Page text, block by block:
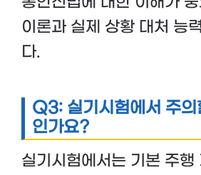
이론과 실제 상황 대처 능
다.
Q3: 실기시험에서 주의
인가요?
실기시험에서는 기본 주행